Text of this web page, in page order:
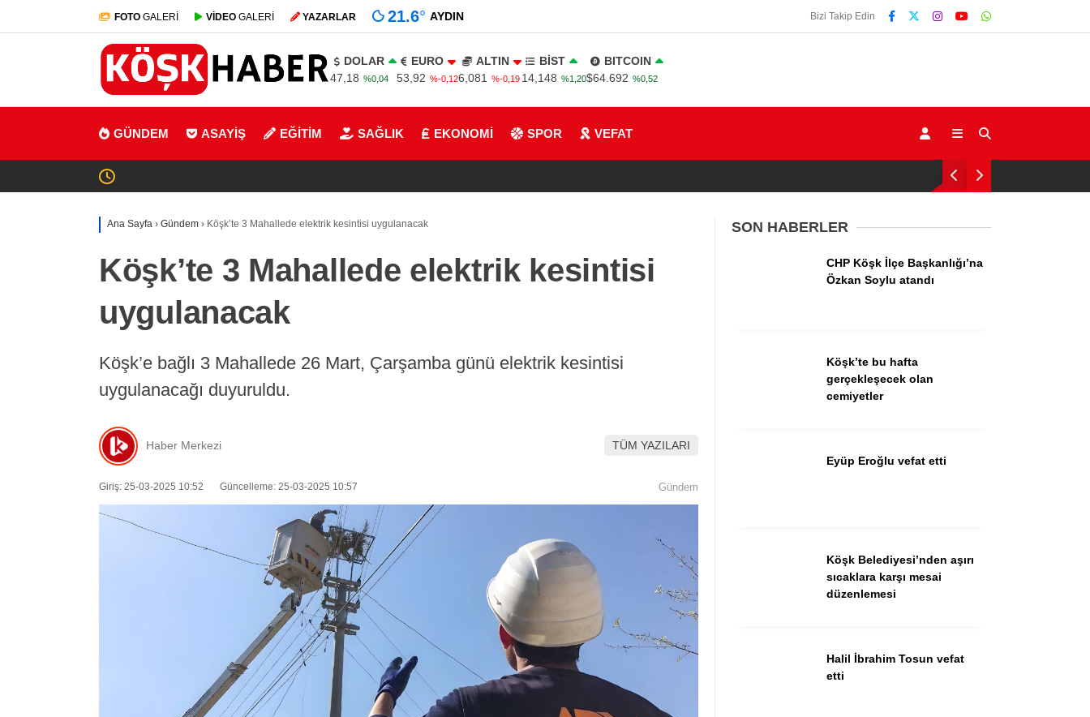
Gündem
Güncel
Sağlık
WhatsApp İhbar
FOTO GALERİ VİDEO GALERİ YAZARLAR 21.6° AYDIN Bizi Takip Edin
DOLAR
47,18 %0,04
EURO
53,92 %-0,12
ALTIN
6,081
%-0,19
BİST
14,148 %1,20
BITCOIN
$64.692 %0,52
GÜNDEM ASAYİŞ EĞİTİM SAĞLIK EKONOMİ SPOR VEFAT
Ana Sayfa › Gündem › Köşk’te 3 Mahallede elektrik kesintisi uygulanacak
Köşk’te 3 Mahallede elektrik kesintisi
uygulanacak
Köşk’e bağlı 3 Mahallede 26 Mart, Çarşamba günü elektrik kesintisi
uygulanacağı duyuruldu.
Haber Merkezi TÜM YAZILARI
Giriş: 25-03-2025 10:52 Güncelleme: 25-03-2025 10:57 Gündem
SON HABERLER
CHP Köşk İlçe Başkanlığı’na
Özkan Soylu atandı
Köşk’te bu hafta
gerçekleşecek olan
cemiyetler
Eyüp Eroğlu vefat etti
Köşk Belediyesi’nden aşırı
sıcaklara karşı mesai
düzenlemesi
Halil İbrahim Tosun vefat
etti